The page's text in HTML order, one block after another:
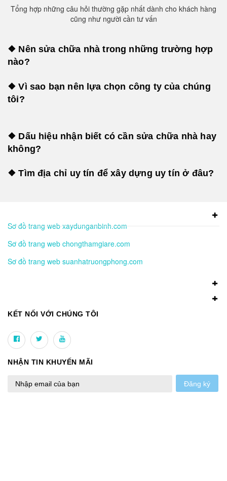
Tổng hợp những câu hỏi thường gặp nhất dành cho khách hàng
cũng như người cần tư vấn
❖ Nên sửa chữa nhà trong những trường hợp
nào?
❖ Vì sao bạn nên lựa chọn công ty của chúng
tôi?
❖ Dấu hiệu nhận biết có cần sửa chữa nhà hay
không?
❖ Tìm địa chỉ uy tín để xây dựng uy tín ở đâu?
Sơ đồ trang web xaydunganbinh.com
Sơ đồ trang web chongthamgiare.com
Sơ đồ trang web suanhatruongphong.com
KẾT NỐI VỚI CHÚNG TÔI
NHẬN TIN KHUYẾN MÃI
Đăng ký